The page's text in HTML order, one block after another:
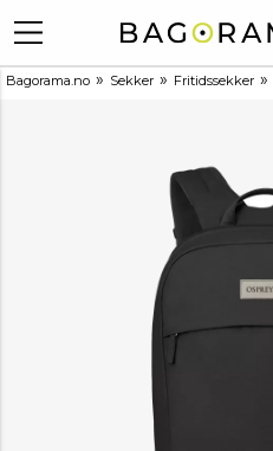
Bagorama.no » Sekker » Fritidssekker »